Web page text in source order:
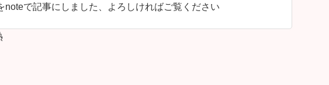
で記事にしました、よろしければご覧ください